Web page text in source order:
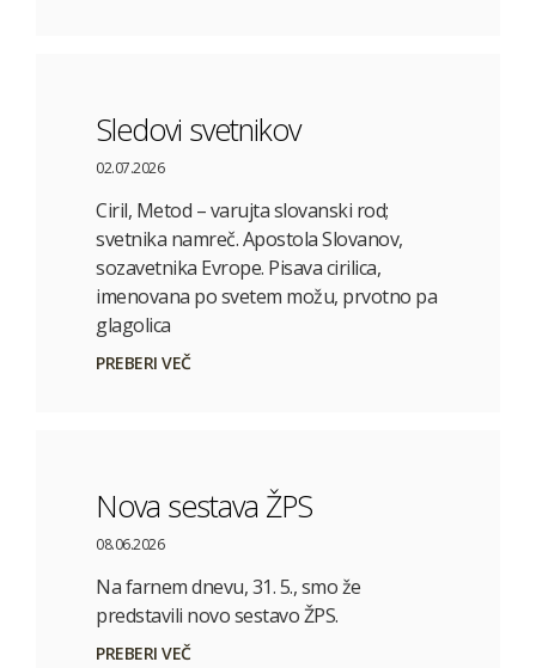
Sledovi svetnikov
02.07.2026
Ciril, Metod – varujta slovanski rod;
svetnika namreč. Apostola Slovanov,
sozavetnika Evrope. Pisava cirilica,
imenovana po svetem možu, prvotno pa
glagolica
PREBERI VEČ
Nova sestava ŽPS
08.06.2026
Na farnem dnevu, 31. 5., smo že
predstavili novo sestavo ŽPS.
PREBERI VEČ